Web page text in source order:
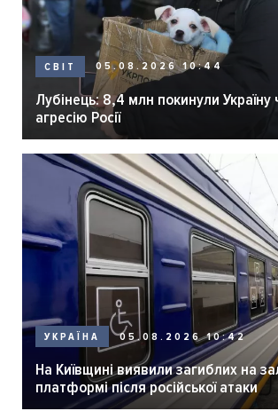
СВІТ 05.08.2026 10:44
Лубінець: 8,4 млн покинули Україну
агресію Росії
УКРАЇНА 05.08.2026 10:42
На Київщині виявили загиблих на
платформі після російської атаки